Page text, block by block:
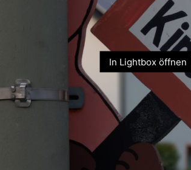
In Lightbox öffnen